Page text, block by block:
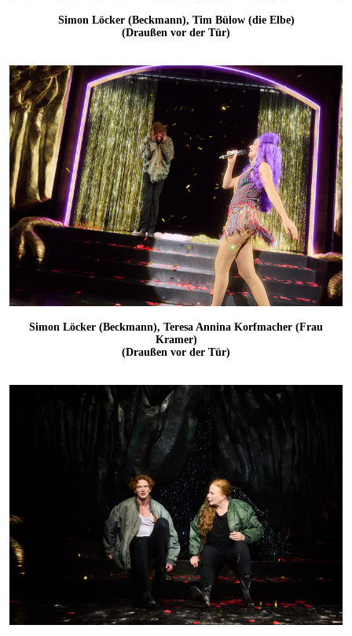
Simon Löcker (Beckmann), Tim Bülow (die Elbe)
(Draußen vor der Tür)
Simon Löcker (Beckmann), Teresa Annina Korfmacher (Frau
Kramer)
(Draußen vor der Tür)